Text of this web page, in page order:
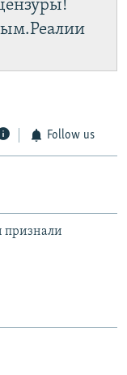
Follow us
признали